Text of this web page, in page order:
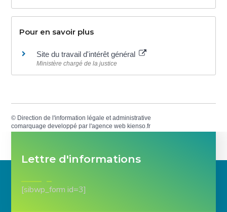
Pour en savoir plus
Site du travail d'intérêt général
Ministère chargé de la justice
© Direction de l'information légale et administrative
comarquage developpé par l'agence web kienso.fr
Lettre d'informations
[sibwp_form id=3]